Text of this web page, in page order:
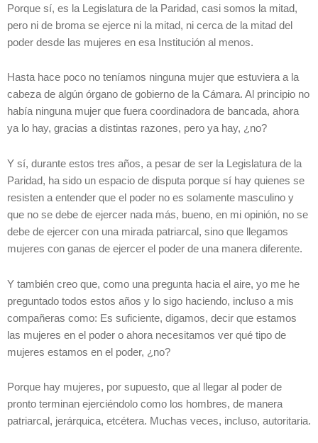
Porque sí, es la Legislatura de la Paridad, casi somos la mitad,
pero ni de broma se ejerce ni la mitad, ni cerca de la mitad del
poder desde las mujeres en esa Institución al menos.
Hasta hace poco no teníamos ninguna mujer que estuviera a la
cabeza de algún órgano de gobierno de la Cámara. Al principio no
había ninguna mujer que fuera coordinadora de bancada, ahora
ya lo hay, gracias a distintas razones, pero ya hay, ¿no?
Y sí, durante estos tres años, a pesar de ser la Legislatura de la
Paridad, ha sido un espacio de disputa porque sí hay quienes se
resisten a entender que el poder no es solamente masculino y
que no se debe de ejercer nada más, bueno, en mi opinión, no se
debe de ejercer con una mirada patriarcal, sino que llegamos
mujeres con ganas de ejercer el poder de una manera diferente.
Y también creo que, como una pregunta hacia el aire, yo me he
preguntado todos estos años y lo sigo haciendo, incluso a mis
compañeras como: Es suficiente, digamos, decir que estamos
las mujeres en el poder o ahora necesitamos ver qué tipo de
mujeres estamos en el poder, ¿no?
Porque hay mujeres, por supuesto, que al llegar al poder de
pronto terminan ejerciéndolo como los hombres, de manera
patriarcal, jerárquica, etcétera. Muchas veces, incluso, autoritaria.